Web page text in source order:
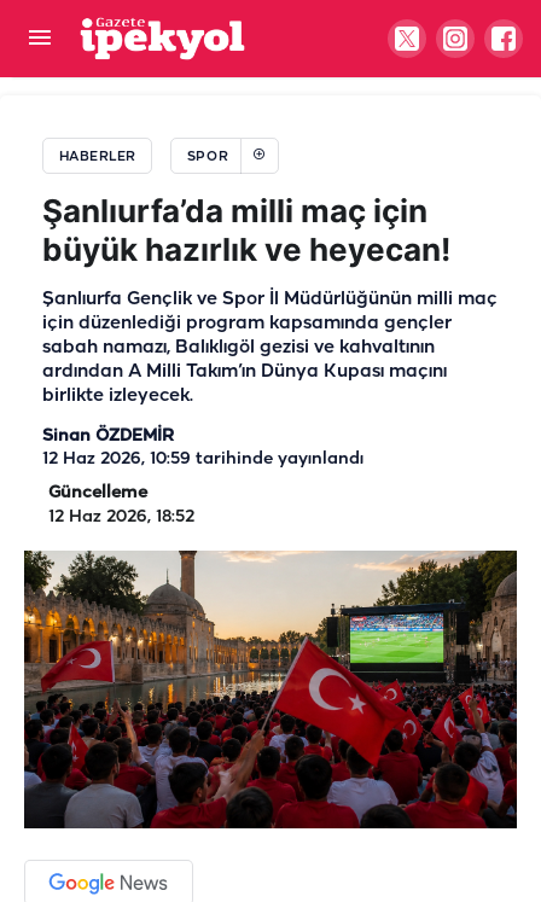
HABERLER SPOR
Şanlıurfa’da milli maç için
büyük hazırlık ve heyecan!
Şanlıurfa Gençlik ve Spor İl Müdürlüğünün milli maç
için düzenlediği program kapsamında gençler
sabah namazı, Balıklıgöl gezisi ve kahvaltının
ardından A Milli Takım’ın Dünya Kupası maçını
birlikte izleyecek.
Sinan ÖZDEMİR
12 Haz 2026, 10:59 tarihinde yayınlandı
Güncelleme
12 Haz 2026, 18:52
Şanlıurfaspor’dan kaleye tanıdık eldiven: Yeniden